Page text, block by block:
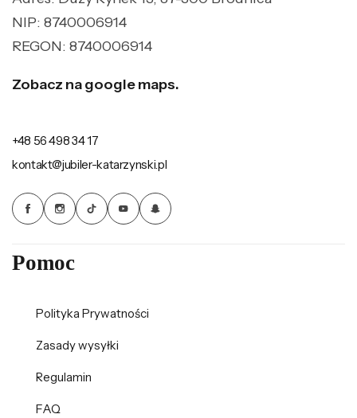
NIP: 8740006914
REGON: 8740006914
Zobacz na google maps.
+48 56 498 34 17
kontakt@jubiler-katarzynski.pl
Pomoc
Polityka Prywatności
Zasady wysyłki
Regulamin
FAQ